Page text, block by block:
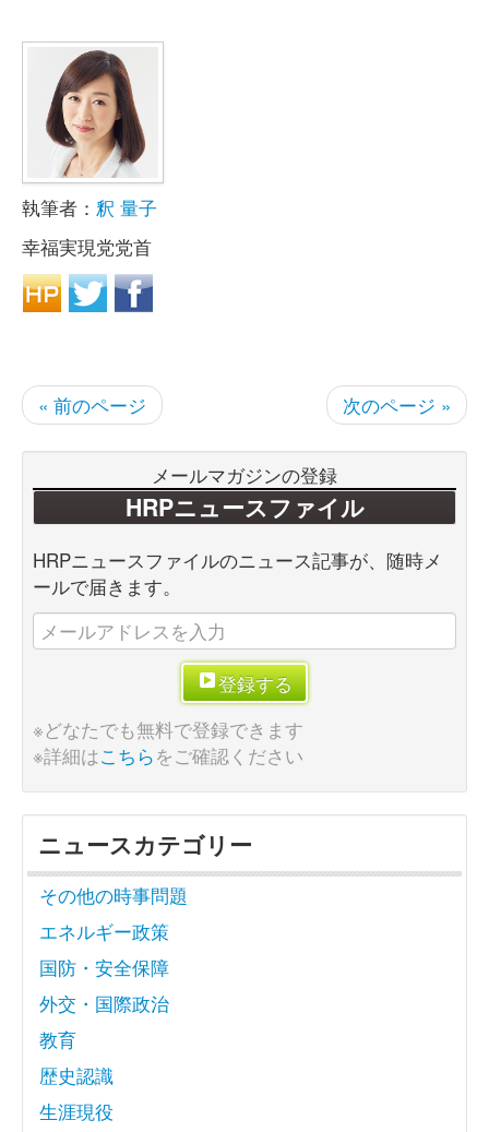
執筆者： 釈 量子
幸福実現党党首
« 前のページ 次のページ »
メールマガジンの登録
HRPニュースファイル
HRPニュースファイルのニュース記事が、随時メ
ールで届きます。
登録する
※どなたでも無料で登録できます
※詳細はこちらをご確認ください
ニュースカテゴリー
その他の時事問題
エネルギー政策
国防・安全保障
外交・国際政治
教育
歴史認識
生涯現役